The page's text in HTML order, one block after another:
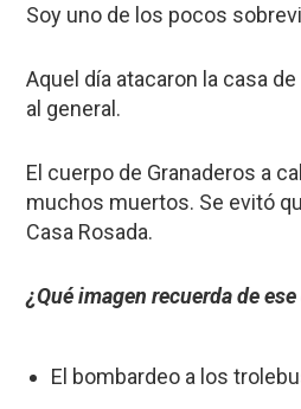
Soy uno de los pocos
Aquel día atacaron la casa
al general.
El cuerpo de Granaderos a
muchos muertos. Se evitó
Casa Rosada.
¿Qué imagen recuerda de
El bombardeo a los